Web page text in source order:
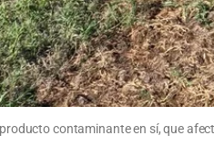
contaminante en sí, que